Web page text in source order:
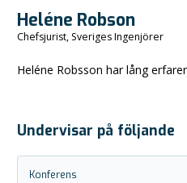
Heléne Robson
Chefsjurist, Sveriges Ingenjörer
Heléne Robsson har lång
Undervisar på följande
Konferens